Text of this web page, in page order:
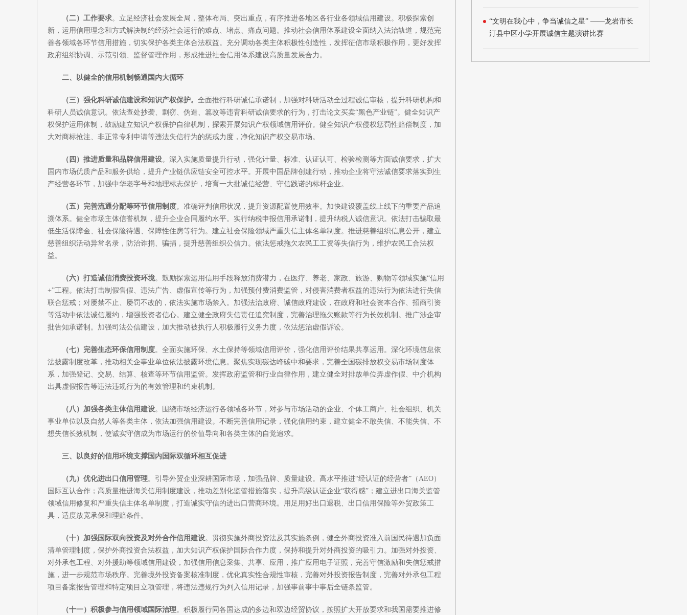
（二）工作要求。立足经济社会发展全局，整体布局、突出重点，有序推进各地区各行业各领域信用建设。积极探索创
新，运用信用理念和方式解决制约经济社会运行的难点、堵点、痛点问题。推动社会信用体系建设全面纳入法治轨道，规范完
善各领域各环节信用措施，切实保护各类主体合法权益。充分调动各类主体积极性创造性，发挥征信市场积极作用，更好发挥
政府组织协调、示范引领、监督管理作用，形成推进社会信用体系建设高质量发展合力。
二、以健全的信用机制畅通国内大循环
（三）强化科研诚信建设和知识产权保护。 全面推行科研诚信承诺制，加强对科研活动全过程诚信审核，提升科研机构和
科研人员诚信意识。依法查处抄袭、剽窃、伪造、篡改等违背科研诚信要求的行为，打击论文买卖“黑色产业链”。健全知识产
权保护运用体制，鼓励建立知识产权保护自律机制，探索开展知识产权领域信用评价。健全知识产权侵权惩罚性赔偿制度，加
大对商标抢注、非正常专利申请等违法失信行为的惩戒力度，净化知识产权交易市场。
（四）推进质量和品牌信用建设。深入实施质量提升行动，强化计量、标准、认证认可、检验检测等方面诚信要求，扩大
国内市场优质产品和服务供给，提升产业链供应链安全可控水平。开展中国品牌创建行动，推动企业将守法诚信要求落实到生
产经营各环节，加强中华老字号和地理标志保护，培育一大批诚信经营、守信践诺的标杆企业。
（五）完善流通分配等环节信用制度。准确评判信用状况，提升资源配置使用效率。加快建设覆盖线上线下的重要产品追
溯体系。健全市场主体信誉机制，提升企业合同履约水平。实行纳税申报信用承诺制，提升纳税人诚信意识。依法打击骗取最
低生活保障金、社会保险待遇、保障性住房等行为。建立社会保险领域严重失信主体名单制度。推进慈善组织信息公开，建立
慈善组织活动异常名录，防治诈捐、骗捐，提升慈善组织公信力。依法惩戒拖欠农民工工资等失信行为，维护农民工合法权
益。
（六）打造诚信消费投资环境。鼓励探索运用信用手段释放消费潜力，在医疗、养老、家政、旅游、购物等领域实施“信用
+”工程。依法打击制假售假、违法广告、虚假宣传等行为，加强预付费消费监管，对侵害消费者权益的违法行为依法进行失信
联合惩戒；对屡禁不止、屡罚不改的，依法实施市场禁入。加强法治政府、诚信政府建设，在政府和社会资本合作、招商引资
等活动中依法诚信履约，增强投资者信心。建立健全政府失信责任追究制度，完善治理拖欠账款等行为长效机制。推广涉企审
批告知承诺制。加强司法公信建设，加大推动被执行人积极履行义务力度，依法惩治虚假诉讼。
（七）完善生态环保信用制度。全面实施环保、水土保持等领域信用评价，强化信用评价结果共享运用。深化环境信息依
法披露制度改革，推动相关企事业单位依法披露环境信息。聚焦实现碳达峰碳中和要求，完善全国碳排放权交易市场制度体
系，加强登记、交易、结算、核查等环节信用监管。发挥政府监管和行业自律作用，建立健全对排放单位弄虚作假、中介机构
出具虚假报告等违法违规行为的有效管理和约束机制。
（八）加强各类主体信用建设。围绕市场经济运行各领域各环节，对参与市场活动的企业、个体工商户、社会组织、机关
事业单位以及自然人等各类主体，依法加强信用建设。不断完善信用记录，强化信用约束，建立健全不敢失信、不能失信、不
想失信长效机制，使诚实守信成为市场运行的价值导向和各类主体的自觉追求。
三、以良好的信用环境支撑国内国际双循环相互促进
（九）优化进出口信用管理。引导外贸企业深耕国际市场，加强品牌、质量建设。高水平推进“经认证的经营者”（AEO）
国际互认合作；高质量推进海关信用制度建设，推动差别化监管措施落实，提升高级认证企业“获得感”；建立进出口海关监管
领域信用修复和严重失信主体名单制度，打造诚实守信的进出口营商环境。用足用好出口退税、出口信用保险等外贸政策工
具，适度放宽承保和理赔条件。
（十）加强国际双向投资及对外合作信用建设。贯彻实施外商投资法及其实施条例，健全外商投资准入前国民待遇加负面
清单管理制度，保护外商投资合法权益，加大知识产权保护国际合作力度，保持和提升对外商投资的吸引力。加强对外投资、
对外承包工程、对外援助等领域信用建设，加强信用信息采集、共享、应用，推广应用电子证照，完善守信激励和失信惩戒措
施，进一步规范市场秩序。完善境外投资备案核准制度，优化真实性合规性审核，完善对外投资报告制度，完善对外承包工程
项目备案报告管理和特定项目立项管理，将违法违规行为列入信用记录，加强事前事中事后全链条监管。
（十一）积极参与信用领域国际治理。积极履行同各国达成的多边和双边经贸协议，按照扩大开放要求和我国需要推进修
“文明在我心中，争当诚信之星” ——龙岩市长
汀县中区小学开展诚信主题演讲比赛